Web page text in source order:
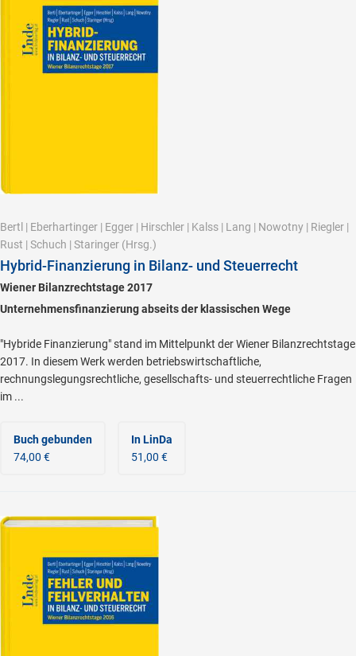
Bertl | Eberhartinger | Egger | Hirschler | Kalss | Lang | Nowotny | Riegler |
Rust | Schuch | Staringer (Hrsg.)
Hybrid-Finanzierung in Bilanz- und Steuerrecht
Wiener Bilanzrechtstage 2017
Unternehmensfinanzierung abseits der klassischen Wege
"Hybride Finanzierung" stand im Mittelpunkt der Wiener Bilanzrechtstage
2017. In diesem Werk werden betriebswirtschaftliche,
rechnungslegungsrechtliche, gesellschafts- und steuerrechtliche Fragen
im ...
Buch gebunden
74,00 €
In LinDa
51,00 €